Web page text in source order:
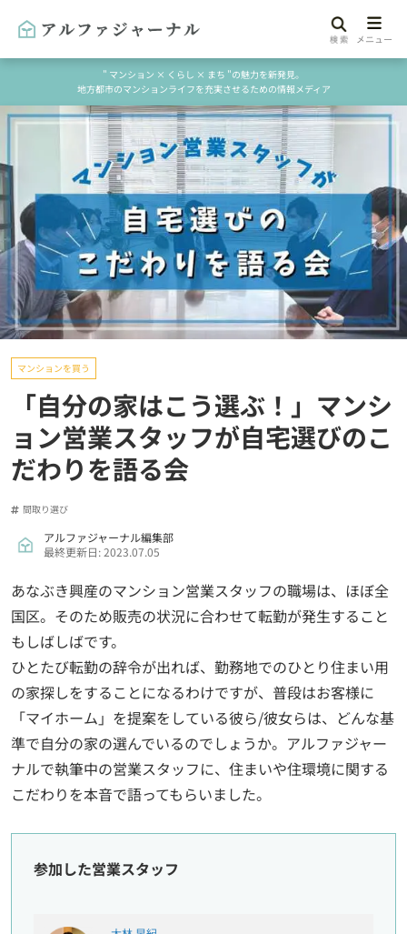
" マンション × くらし × まち "の魅力を新発見。
地方都市のマンションライフを充実させるための情報メディア
マンションを買う
「自分の家はこう選ぶ！」マンシ
ョン営業スタッフが自宅選びのこ
だわりを語る会
間取り選び
アルファジャーナル編集部
最終更新日: 2023.07.05
あなぶき興産のマンション営業スタッフの職場は、ほぼ全
国区。そのため販売の状況に合わせて転勤が発生すること
もしばしばです。
ひとたび転勤の辞令が出れば、勤務地でのひとり住まい用
の家探しをすることになるわけですが、普段はお客様に
「マイホーム」を提案をしている彼ら/彼女らは、どんな基
準で自分の家の選んでいるのでしょうか。アルファジャー
ナルで執筆中の営業スタッフに、住まいや住環境に関する
こだわりを本音で語ってもらいました。
参加した営業スタッフ